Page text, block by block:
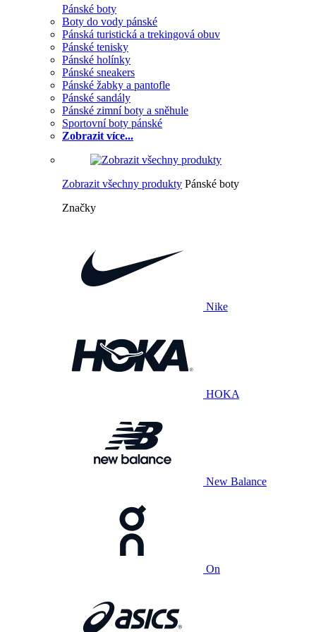
Pánské boty
Boty do vody pánské
Pánská turistická a trekingová obuv
Pánské tenisky
Pánské holínky
Pánské sneakers
Pánské žabky a pantofle
Pánské sandály
Pánské zimní boty a sněhule
Sportovní boty pánské
Zobrazit více...
Zobrazit všechny produkty Pánské boty
Značky
Nike
HOKA
New Balance
On